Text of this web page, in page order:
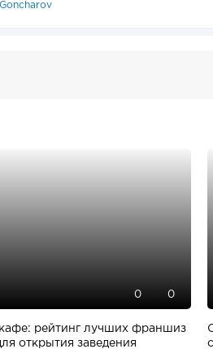
0 0
рейтинг лучших франшиз
открытия заведения